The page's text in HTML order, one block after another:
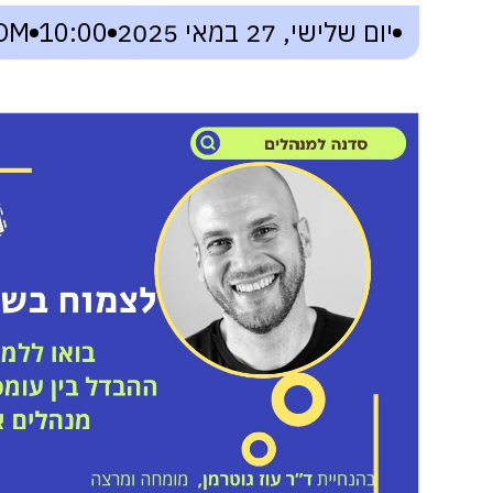
יום שלישי, 27 במאי 2025 10:00